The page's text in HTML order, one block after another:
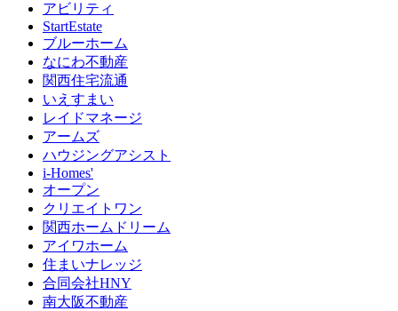
アビリティ
StartEstate
ブルーホーム
なにわ不動産
関西住宅流通
いえすまい
レイドマネージ
アームズ
ハウジングアシスト
i-Homes'
オープン
クリエイトワン
関西ホームドリーム
アイワホーム
住まいナレッジ
合同会社HNY
南大阪不動産